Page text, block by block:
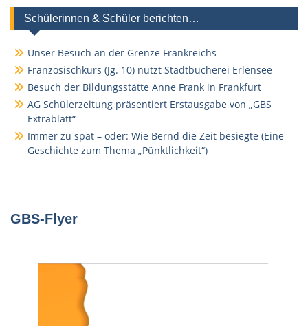
Schülerinnen & Schüler berichten…
Unser Besuch an der Grenze Frankreichs
Französischkurs (Jg. 10) nutzt Stadtbücherei Erlensee
Besuch der Bildungsstätte Anne Frank in Frankfurt
AG Schülerzeitung präsentiert Erstausgabe von „GBS
Extrablatt“
Immer zu spät – oder: Wie Bernd die Zeit besiegte (Eine
Geschichte zum Thema „Pünktlichkeit“)
GBS-Flyer